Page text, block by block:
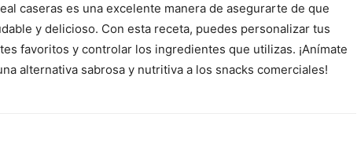
caseras es una excelente manera de asegurarte de que
y delicioso. Con esta receta, puedes personalizar tus
favoritos y controlar los ingredientes que utilizas. ¡Anímate
alternativa sabrosa y nutritiva a los snacks comerciales!